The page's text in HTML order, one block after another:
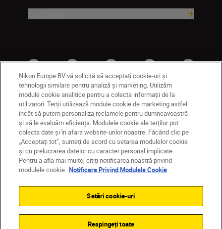
RO Nikon Sites
Contactaţi-ne
Politică de confidențialitate
Termeni de utilizare
Notificare privind modulele cookie
Setări cookie
© 2026 Nikon
Back to top
Nikon Europe BV vă solicită să acceptați cookie-uri și
tehnologii similare pentru analiză și marketing. Utilizăm
module cookie analitice pentru a colecta informații de la
utilizatori. Terții utilizează module cookie de marketing astfel
încât să putem personaliza reclamele pentru dumneavoastră
și să le evaluăm eficiența. Modulele cookie ale terților pot
colecta date și în afara website-urilor noastre. Făcând clic pe
„Acceptați tot”, sunteți de acord cu setarea modulelor cookie
și cu prelucrarea datelor cu caracter personal implicate.
Pentru a afla mai multe, citiți notificarea noastră privind
modulele cookie. Notificare Privind Modulele Cookie
Setări cookie-uri
Respingeți toate